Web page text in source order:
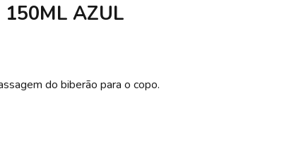
150ML AZUL
do biberão para o copo.